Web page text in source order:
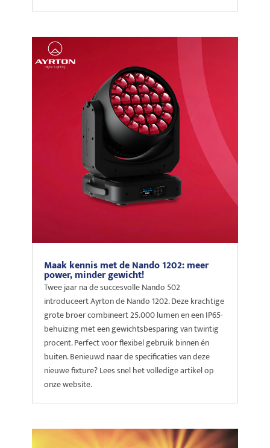
Maak kennis met de Nando 1202: meer
power, minder gewicht!
Twee jaar na de succesvolle Nando 502
introduceert Ayrton de Nando 1202. Deze krachtige
grote broer combineert 25.000 lumen en een IP65-
behuizing met een gewichtsbesparing van twintig
procent. Perfect voor flexibel gebruik binnen én
buiten. Benieuwd naar de specificaties van deze
nieuwe fixture? Lees snel het volledige artikel op
onze website.